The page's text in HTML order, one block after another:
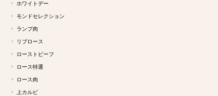
ホワイトデー
モンドセレクション
ランプ肉
リブロース
ローストビーフ
ロース特選
ロース肉
上カルビ